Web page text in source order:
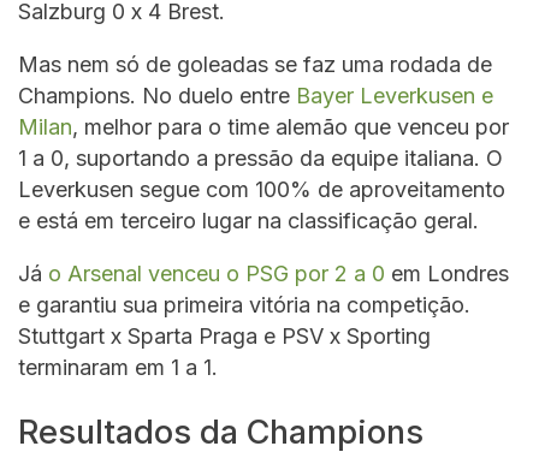
Salzburg 0 x 4 Brest.
Mas nem só de goleadas se faz uma rodada de
Champions. No duelo entre Bayer Leverkusen e
Milan, melhor para o time alemão que venceu por
1 a 0, suportando a pressão da equipe italiana. O
Leverkusen segue com 100% de aproveitamento
e está em terceiro lugar na classificação geral.
Já o Arsenal venceu o PSG por 2 a 0 em Londres
e garantiu sua primeira vitória na competição.
Stuttgart x Sparta Praga e PSV x Sporting
terminaram em 1 a 1.
Resultados da Champions